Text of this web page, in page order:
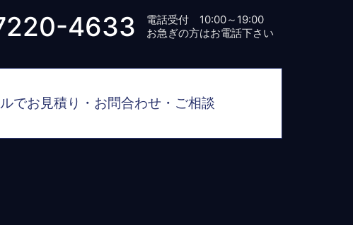
4633
電話受付 10:00～19:00
お急ぎの方はお電話下さい
でお見積り・お問合わせ・ご相談